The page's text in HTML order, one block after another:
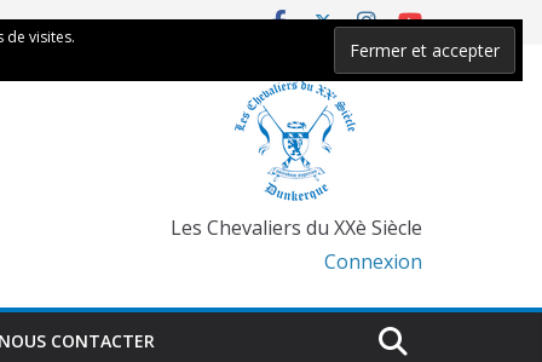
Les Chevaliers du XXè Siècle
Connexion
NOUS CONTACTER
de visites.